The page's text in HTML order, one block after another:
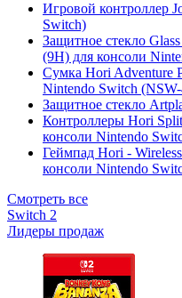
Игровой контроллер
Switch)
Защитное стекло
(9H) для консоли
Сумка Hori Adventure
Nintendo Switch
Защитное стекло
Контроллеры Hori
консоли Nintendo
Геймпад Hori -
консоли Nintendo
Смотреть все
Switch 2
Лидеры продаж